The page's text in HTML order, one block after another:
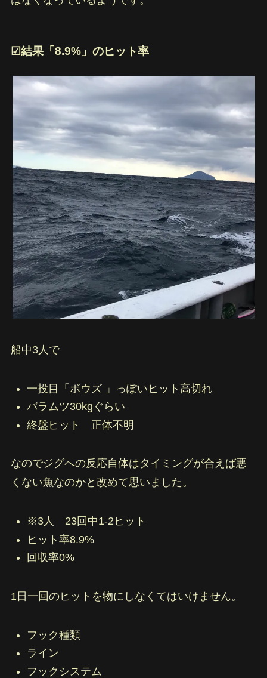
☑︎結果「8.9%」のヒット率
船中3人で
一投目「ボウズ 」っぽいヒット高切れ
バラムツ30kgぐらい
終盤ヒット 正体不明
なのでジグへの反応自体はタイミングが合えば悪
くない魚なのかと改めて思いました。
※3人 23回中1-2ヒット
ヒット率8.9%
回収率0%
1日一回のヒットを物にしなくてはいけません。
フック種類
ライン
フックシステム